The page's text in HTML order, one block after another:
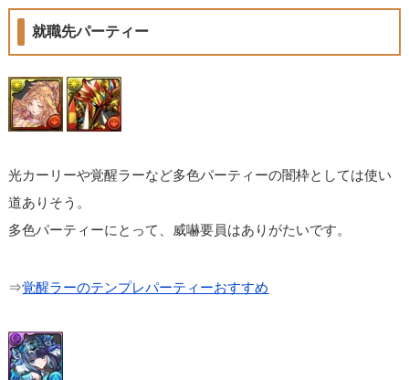
就職先パーティー
光カーリーや覚醒ラーなど多色パーティーの闇枠としては使い
道ありそう。
多色パーティーにとって、威嚇要員はありがたいです。
⇒覚醒ラーのテンプレパーティーおすすめ